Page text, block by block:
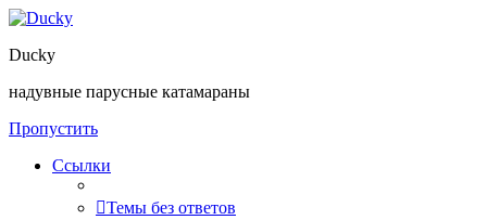
Ducky
надувные парусные катамараны
Пропустить
Ссылки
Темы без ответов